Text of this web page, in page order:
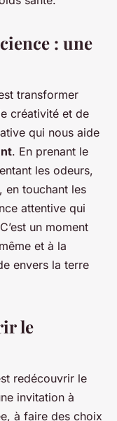
: une
transformer
créativité et de
qui nous aide
. En prenant le
les odeurs,
en touchant les
attentive qui
un moment
et à la
envers la terre
le
redécouvrir le
invitation à
à faire des choix